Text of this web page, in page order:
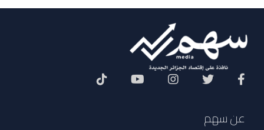
عن سهم